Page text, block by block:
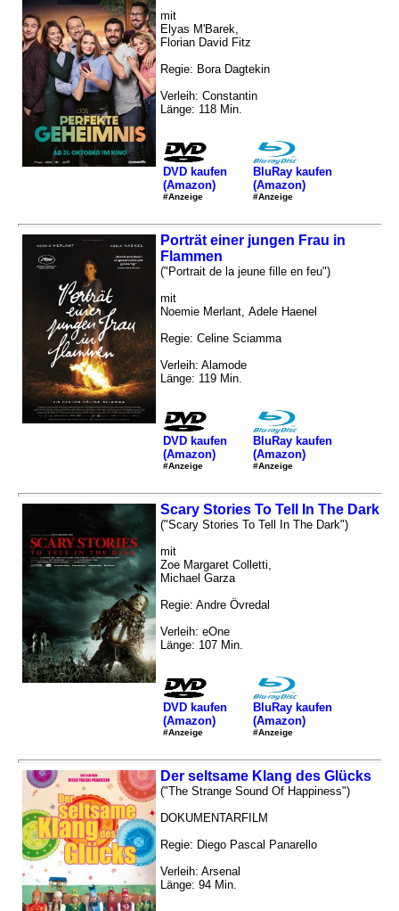
mit
Elyas M'Barek,
Florian David Fitz
Regie: Bora Dagtekin
Verleih: Constantin
Länge: 118 Min.
DVD kaufen
(Amazon)
#Anzeige
BluRay kaufen
(Amazon)
#Anzeige
Porträt einer jungen Frau in
Flammen
("Portrait de la jeune fille en feu")
mit
Noemie Merlant, Adele Haenel
Regie: Celine Sciamma
Verleih: Alamode
Länge: 119 Min.
DVD kaufen
(Amazon)
#Anzeige
BluRay kaufen
(Amazon)
#Anzeige
Scary Stories To Tell In The Dark
("Scary Stories To Tell In The Dark")
mit
Zoe Margaret Colletti,
Michael Garza
Regie: Andre Övredal
Verleih: eOne
Länge: 107 Min.
DVD kaufen
(Amazon)
#Anzeige
BluRay kaufen
(Amazon)
#Anzeige
Der seltsame Klang des Glücks
("The Strange Sound Of Happiness")
DOKUMENTARFILM
Regie: Diego Pascal Panarello
Verleih: Arsenal
Länge: 94 Min.